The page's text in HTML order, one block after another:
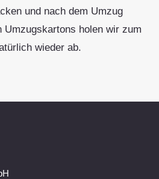
und nach dem Umzug
Umzugskartons holen wir zum
wieder ab.